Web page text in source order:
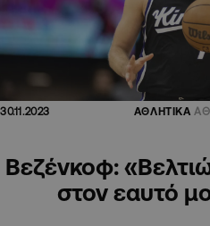
30.11.2023 ΑΘΛΗΤΙΚΑ
Βεζένκοφ:
στον εαυτό